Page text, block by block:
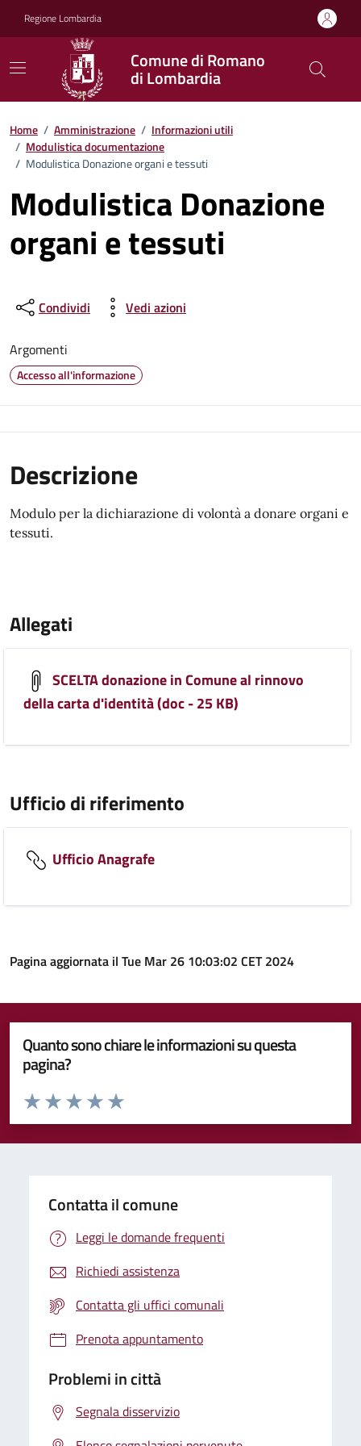
Regione Lombardia
Comune di Romano
di Lombardia
Home / Amministrazione / Informazioni utili
/ Modulistica documentazione
/ Modulistica Donazione organi e tessuti
Modulistica Donazione
organi e tessuti
Condividi Vedi azioni
Argomenti
Accesso all'informazione
Descrizione
Modulo per la dichiarazione di volontà a donare organi e
tessuti.
Allegati
SCELTA donazione in Comune al rinnovo
della carta d'identità (doc - 25 KB)
Ufficio di riferimento
Ufficio Anagrafe
Pagina aggiornata il Tue Mar 26 10:03:02 CET 2024
Quanto sono chiare le informazioni su questa
pagina?
Valuta da 1 a 5 stelle la pagina
Valuta 5 stelle su 5
Valuta 4 stelle su 5
Valuta 3 stelle su 5
Valuta 2 stelle su 5
Valuta 1 stelle su 5
Contatta il comune
Leggi le domande frequenti
Richiedi assistenza
Contatta gli uffici comunali
Prenota appuntamento
Problemi in città
Segnala disservizio